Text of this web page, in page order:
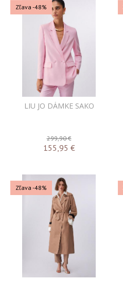
Zľava -48%
LIU JO DÁMKE SAKO
299,90 €
155,95 €
Zľava -48%